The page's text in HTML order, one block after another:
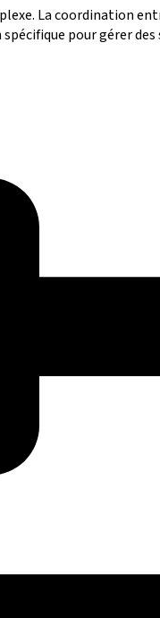
La coordination
pour gérer des